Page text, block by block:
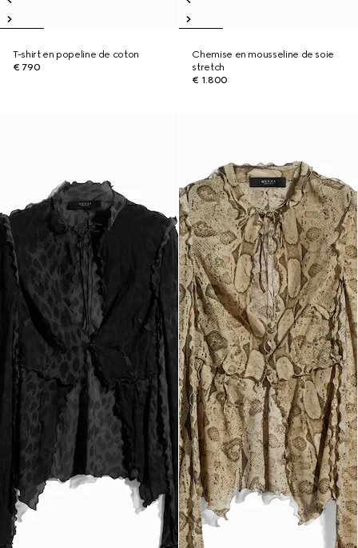
T-shirt en popeline de coton
€ 790
Chemise en mousseline de soie
stretch
€ 1.800